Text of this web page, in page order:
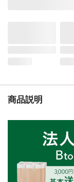
付属品／セット内容
使用上の注意
商品説明